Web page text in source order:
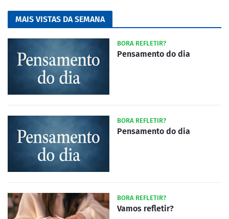
MAIS VISTAS DA SEMANA
BORA REFLETIR?
Pensamento do dia
BORA REFLETIR?
Pensamento do dia
BORA REFLETIR?
Vamos refletir?